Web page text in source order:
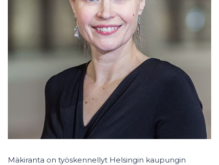
Mäkiranta on työskennellyt Helsingin kaupungin